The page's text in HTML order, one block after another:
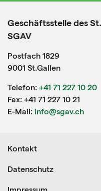
Geschäftsstelle des
SGAV
Postfach 1829
9001 St.Gallen
Telefon: +41 71 227 10 20
Fax: +41 71 227 10 21
E-Mail: info@sgav.ch
Kontakt
Datenschutz